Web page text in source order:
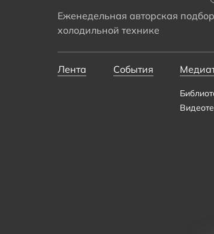
Еженедельная авторская
холодильной технике
Лента События